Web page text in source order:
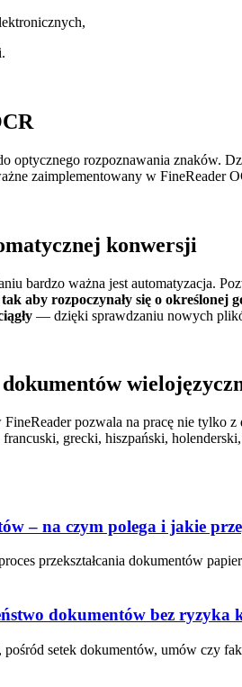
optycznego rozpoznawania znaków.
zaimplementowany w FineReader
konwersji
bardzo ważna jest automatyzacja.
aby rozpoczynały się o określonej
— dzięki sprawdzaniu nowych
pozwala na pracę nie tylko
grecki, hiszpański,
– na czym polega i jakie
przekształcania dokumentów
dokumentów bez
setek dokumentów, umów czy